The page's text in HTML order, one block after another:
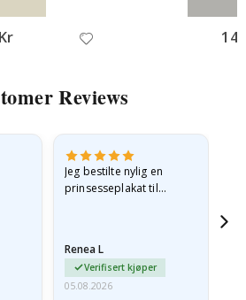
Reviews
Jeg bestilte nylig en
prinsesseplakat til
e-post…
Renea L
Verifisert kjøper
05.08.2026